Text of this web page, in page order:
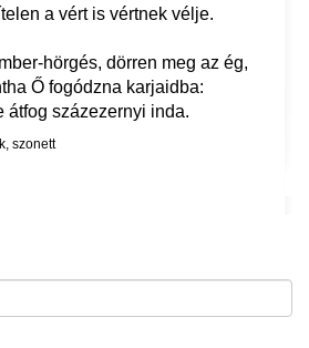
a vért is vértnek vélje.
hörgés, dörren meg az ég,
Ő fogódzna karjaidba:
átfog százezernyi inda.
szonett